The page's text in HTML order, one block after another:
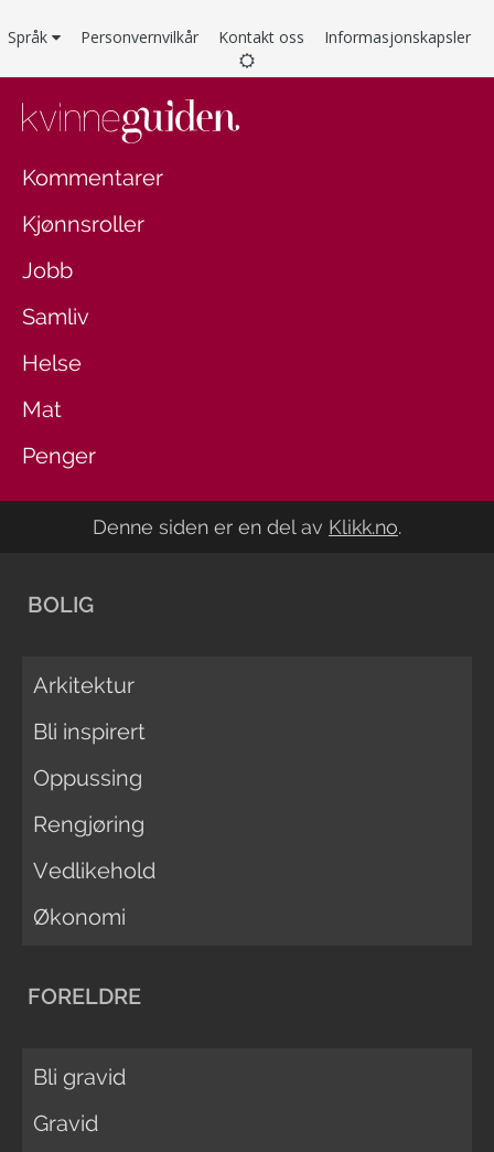
Språk Personvernvilkår Kontakt oss Informasjonskapsler
Kommentarer
Kjønnsroller
Jobb
Samliv
Helse
Mat
Penger
Denne siden er en del av Klikk.no.
BOLIG
Arkitektur
Bli inspirert
Oppussing
Rengjøring
Vedlikehold
Økonomi
FORELDRE
Bli gravid
Gravid